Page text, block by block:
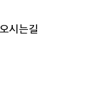
오시는길